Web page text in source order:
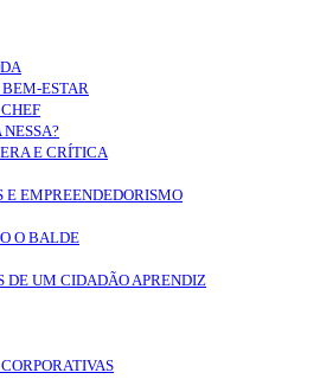
ESTAR
E CRÍTICA
E EMPREENDEDORISMO
O BALDE
DE UM CIDADÃO APRENDIZ